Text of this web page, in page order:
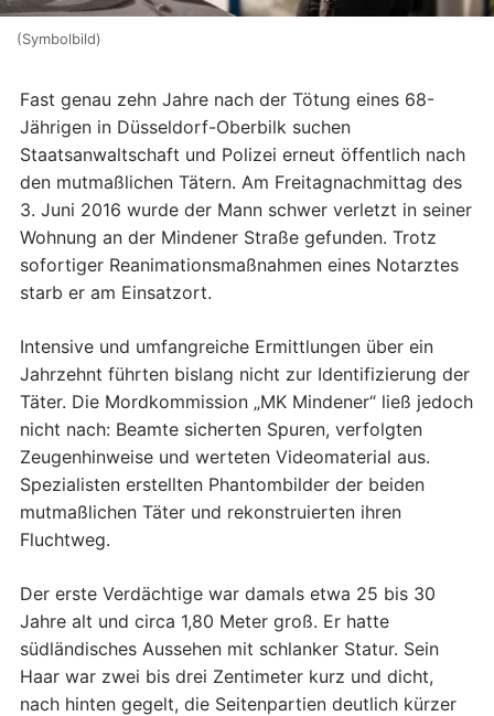
(Symbolbild)
Fast genau zehn Jahre nach der Tötung eines 68-
Jährigen in Düsseldorf-Oberbilk suchen
Staatsanwaltschaft und Polizei erneut öffentlich nach
den mutmaßlichen Tätern. Am Freitagnachmittag des
3. Juni 2016 wurde der Mann schwer verletzt in seiner
Wohnung an der Mindener Straße gefunden. Trotz
sofortiger Reanimationsmaßnahmen eines Notarztes
starb er am Einsatzort.
Intensive und umfangreiche Ermittlungen über ein
Jahrzehnt führten bislang nicht zur Identifizierung der
Täter. Die Mordkommission „MK Mindener“ ließ jedoch
nicht nach: Beamte sicherten Spuren, verfolgten
Zeugenhinweise und werteten Videomaterial aus.
Spezialisten erstellten Phantombilder der beiden
mutmaßlichen Täter und rekonstruierten ihren
Fluchtweg.
Der erste Verdächtige war damals etwa 25 bis 30
Jahre alt und circa 1,80 Meter groß. Er hatte
südländisches Aussehen mit schlanker Statur. Sein
Haar war zwei bis drei Zentimeter kurz und dicht,
nach hinten gegelt, die Seitenpartien deutlich kürzer